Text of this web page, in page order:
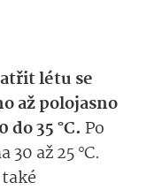
létu se
až polojasno
35 °C. Po
až 25 °C.